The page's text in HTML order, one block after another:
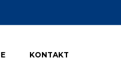
KONTAKT